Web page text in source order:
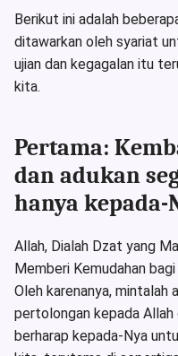
Berikut ini adalah
ditawarkan oleh syariat
ujian dan kegagalan itu
kita.
Pertama:
dan adukan
hanya kepada-
Allah, Dialah Dzat yang
Memberi Kemudahan
Oleh karenanya, mintalah
pertolongan kepada Allah
berharap kepada-Nya